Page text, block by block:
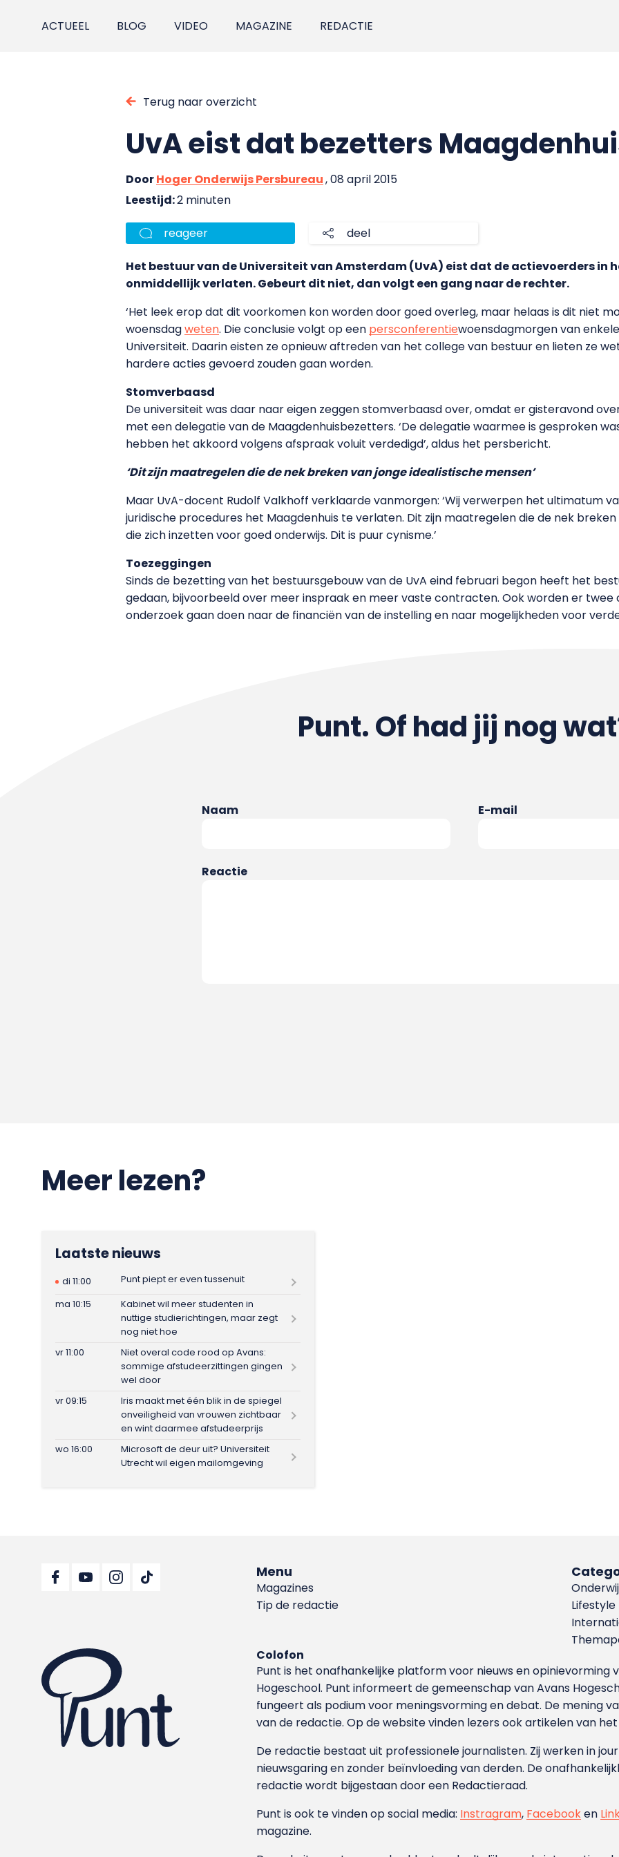
ACTUEEL BLOG VIDEO MAGAZINE REDACTIE
Terug naar overzicht
UvA eist dat bezetters
DoorHoger Onderwijs Persbureau, 08 april 2015
Leestijd:2 minuten
reageer deel
Het bestuur van de Universiteit van Amsterdam (UvA) eist dat de actievoerders in
onmiddellijk verlaten. Gebeurt dit niet, dan volgt een gang naar de rechter.
‘Het leek erop dat dit voorkomen kon worden door goed overleg, maar helaas is dit niet
woensdagweten. Die conclusie volgt op een persconferentiewoensdagmorgen van
Universiteit. Daarin eisten ze opnieuw aftreden van het college van bestuur en lieten ze
hardere acties gevoerd zouden gaan worden.
Stomverbaasd
De universiteit was daar naar eigen zeggen stomverbaasd over, omdat er gisteravond
met een delegatie van de Maagdenhuisbezetters. ‘De delegatie waarmee is gesproken
hebben het akkoord volgens afspraak voluit verdedigd’, aldus het persbericht.
‘Dit zijn maatregelen die de nek breken van jonge idealistische mensen’
Maar UvA-docent Rudolf Valkhoff verklaarde vanmorgen: ‘Wij verwerpen het ultimatum
juridische procedures het Maagdenhuis te verlaten. Dit zijn maatregelen die de nek
die zich inzetten voor goed onderwijs. Dit is puur cynisme.’
Toezeggingen
Sinds de bezetting van het bestuursgebouw van de UvA eind februari begon heeft het
gedaan, bijvoorbeeld over meer inspraak en meer vaste contracten. Ook worden er twee
onderzoek gaan doen naar de financiën van de instelling en naar mogelijkheden voor
Punt. Of had jij nog
Naam E-mail
Reactie
Meer lezen?
Laatste nieuws
di 11:00
Punt piept er even tussenuit
ma 10:15
Kabinet wil meer studenten in
nuttige studierichtingen, maar zegt
nog niet hoe
vr 11:00
Niet overal code rood op Avans:
sommige afstudeerzittingen gingen
wel door
vr 09:15
Iris maakt met één blik in de spiegel
onveiligheid van vrouwen zichtbaar
en wint daarmee afstudeerprijs
wo 16:00
Microsoft de deur uit? Universiteit
Utrecht wil eigen mailomgeving
Menu
Magazines
Tip de redactie
Lifestyle
Colofon
Punt is het onafhankelijke platform voor nieuws en
Hoge­school. Punt informeert de gemeenschap van Avans
fungeert als podium voor meningsvorming en debat. De mening
van de redactie. Op de website vinden lezers ook artikelen van
De redactie bestaat uit professionele journalisten. Zij werken in
nieuwsgaring en zonder beïnvloeding van derden. De
redactie wordt bijgestaan door een Redactieraad.
Punt is ook te vinden op social media: Instragram, Facebooken
magazine.